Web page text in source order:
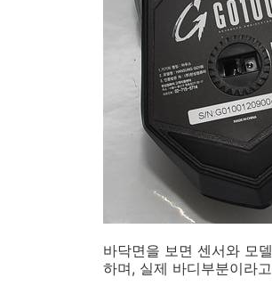
바닥면을 보면 센서와 모
하며, 실제 바디부분이라